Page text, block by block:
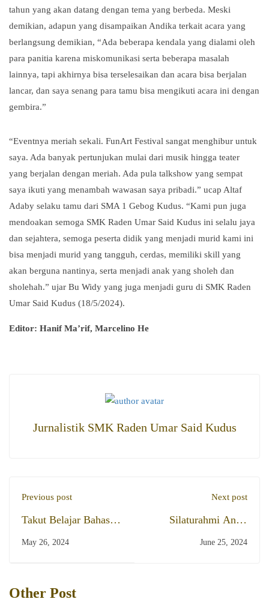
tahun yang akan datang dengan tema yang berbeda. Meski
demikian, adapun yang disampaikan Andika terkait acara yang
berlangsung demikian, “Ada beberapa kendala yang dialami oleh
para panitia karena miskomunikasi serta beberapa masalah
lainnya, tapi akhirnya bisa terselesaikan dan acara bisa berjalan
lancar, dan saya senang para tamu bisa mengikuti acara ini dengan
gembira.”
“Eventnya meriah sekali. FunArt Festival sangat menghibur untuk
saya. Ada banyak pertunjukan mulai dari musik hingga teater
yang berjalan dengan meriah. Ada pula talkshow yang sempat
saya ikuti yang menambah wawasan saya pribadi.” ucap Altaf
Adaby selaku tamu dari SMA 1 Gebog Kudus. “Kami pun juga
mendoakan semoga SMK Raden Umar Said Kudus ini selalu jaya
dan sejahtera, semoga peserta didik yang menjadi murid kami ini
bisa menjadi murid yang tangguh, cerdas, memiliki skill yang
akan berguna nantinya, serta menjadi anak yang sholeh dan
sholehah.” ujar Bu Widy yang juga menjadi guru di SMK Raden
Umar Said Kudus (18/5/2024).
Editor: Hanif Ma’rif, Marcelino He
Jurnalistik SMK Raden Umar Said Kudus
Previous post
Takut Belajar Bahasa
Jepang? Tak Perlu
May 26, 2024
Next post
Silaturahmi Antar
Sesama di Idul Adha
June 25, 2024
Other Post